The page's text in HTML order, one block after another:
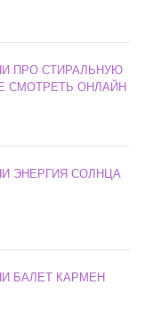
ПРО СТИРАЛЬНУЮ
СМОТРЕТЬ ОНЛАЙН
ЭНЕРГИЯ СОЛНЦА
БАЛЕТ КАРМЕН